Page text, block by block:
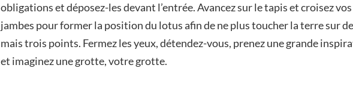
obligations et déposez-les devant l’entrée. Avancez sur le tapis et croisez vos
jambes pour former la position du lotus afin de ne plus toucher la terre sur
mais trois points. Fermez les yeux, détendez-vous, prenez une grande
et imaginez une grotte, votre grotte.